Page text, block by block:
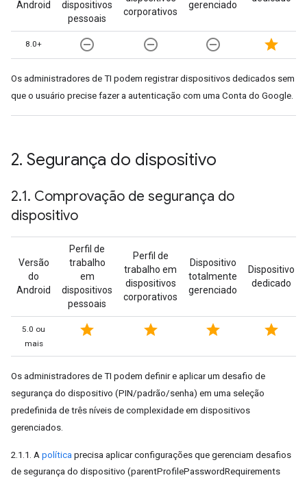
Android
dispositivos
pessoais
corporativos
gerenciado
8.0+ remove_circle_outline remove_circle_outline remove_circle_outline star
Os administradores de TI podem registrar dispositivos dedicados sem
que o usuário precise fazer a autenticação com uma Conta do Google.
2. Segurança do dispositivo
2.1. Comprovação de segurança do
dispositivo
Versão
do
Android
Perfil de
trabalho
em
dispositivos
pessoais
Perfil de
trabalho em
dispositivos
corporativos
Dispositivo
totalmente
gerenciado
Dispositivo
dedicado
5.0 ou
mais
star star star star
Os administradores de TI podem definir e aplicar um desafio de
segurança do dispositivo (PIN/padrão/senha) em uma seleção
predefinida de três níveis de complexidade em dispositivos
gerenciados.
2.1.1. A política precisa aplicar configurações que gerenciam desafios
de segurança do dispositivo (parentProfilePasswordRequirements